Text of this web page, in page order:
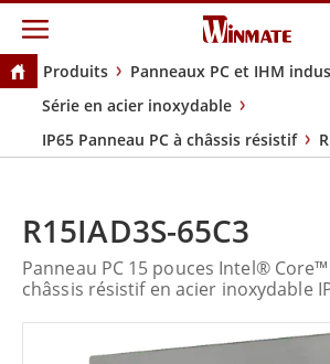
Produits
Panneaux PC et IHM
Série en acier inoxydable
IP65 Panneau PC à châssis résistif
R15IAD3S-65C3
Panneau PC 15 pouces Intel®
châssis résistif en acier inoxydable